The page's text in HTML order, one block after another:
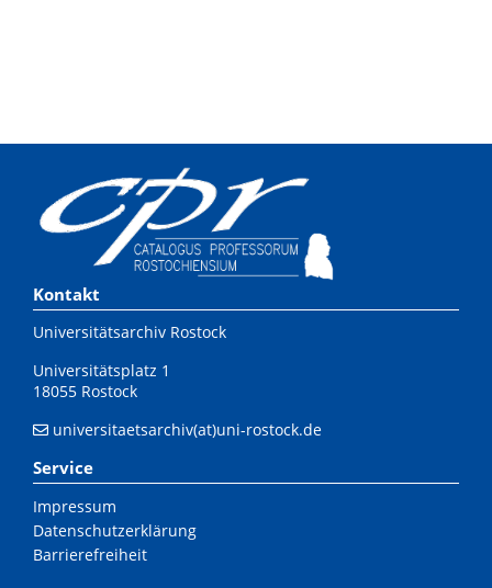
Kontakt
Universitätsarchiv Rostock
Universitätsplatz 1
18055 Rostock
universitaetsarchiv(at)uni-rostock.de
Service
Impressum
Datenschutzerklärung
Barrierefreiheit